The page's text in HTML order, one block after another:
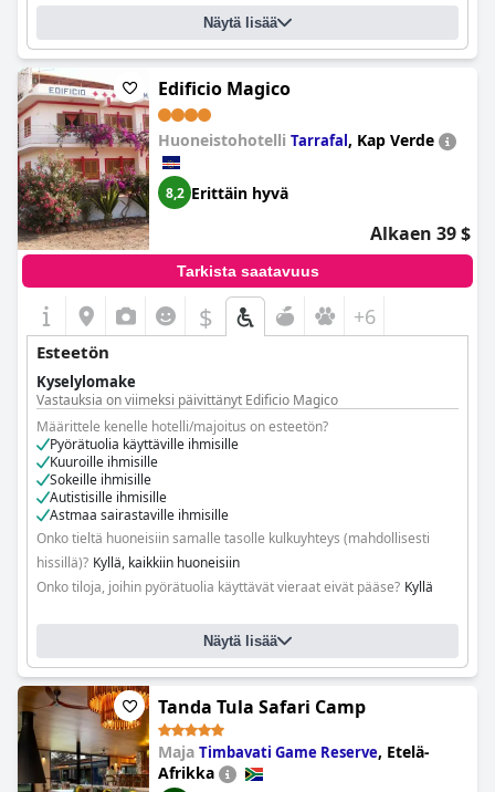
Onko tieltä huoneisiin samalle tasolle kulkuyhteys (mahdollisesti
hissillä)?
Kyllä, kaikkiin huoneisiin
Onko tiloja, joihin pyörätuolia käyttävät vieraat eivät pääse? Ei
Näytä lisää
Edificio Magico
Huoneistohotelli Tarrafal, Kap Verde
8,2 Erittäin hyvä
Alkaen 39 $
Tarkista saatavuus
$ +6
Esteetön
Kyselylomake
Vastauksia on viimeksi päivittänyt Edificio Magico
Määrittele kenelle hotelli/majoitus on esteetön?
Pyörätuolia käyttäville ihmisille
Kuuroille ihmisille
Sokeille ihmisille
Autistisille ihmisille
Astmaa sairastaville ihmisille
Onko tieltä huoneisiin samalle tasolle kulkuyhteys (mahdollisesti
hissillä)? Kyllä, kaikkiin huoneisiin
Onko tiloja, joihin pyörätuolia käyttävät vieraat eivät pääse? Kyllä
Näytä lisää
Tanda Tula Safari Camp
Maja Timbavati Game Reserve, Etelä-
Afrikka